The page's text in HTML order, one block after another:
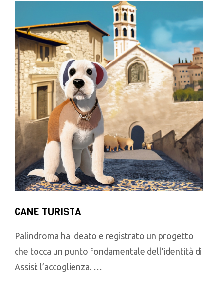
CANE TURISTA
Palindroma ha ideato e registrato un progetto
che tocca un punto fondamentale dell’identità di
Assisi: l’accoglienza. …